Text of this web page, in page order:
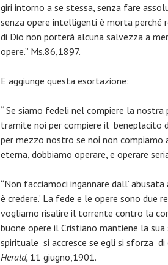
giri intorno a se stessa, senza fare
senza opere intelligenti è morta
di Dio non porterà alcuna salvezza a
opere.” Ms.86,1897.
E aggiunge questa esortazione:
“ Se siamo fedeli nel compiere la
tramite noi per compiere il beneplacito
per mezzo nostro se noi non
eterna, dobbiamo operare, e operare
“Non facciamoci ingannare dall’
è credere.’ La fede e le opere sono due
vogliamo risalire il torrente contro la
buone opere il Cristiano mantiene la
spirituale si accresce se egli si sforza di
Herald, 11 giugno,1901.